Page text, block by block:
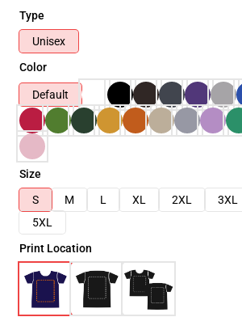
Type
Unisex
Color
Default
Size
S
M L XL 2XL 3XL
5XL
Print Location